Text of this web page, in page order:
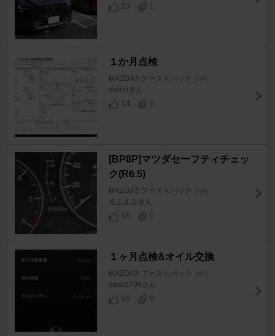
23
1
１か月点検
MAZDA3 ファストバック [BP]
cixionさん
14
0
[BP8P]マツダセーフティチェッ
ク(R6.5)
MAZDA3 ファストバック [BP]
えふえふさん
16
0
１ヶ月点検&オイル交換
MAZDA3 ファストバック [BP]
yasu1795さん
15
0